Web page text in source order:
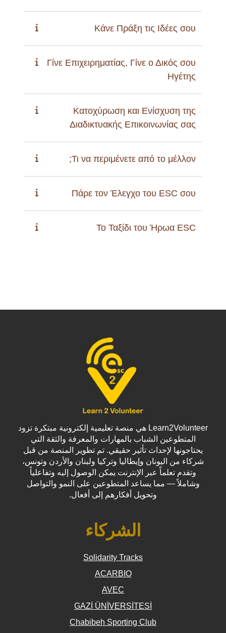
Κάνε Πράξη τις Ιδέες σου
Γίνε Επιχειρηματίας, Γίνε ο Δικός σου
Ηγέτης
Κατοχύρωση και Ενίσχυση της
Διαδικτυακής Επικοινωνίας σας
Τι να περιμένετε από το μέλλον;
Πάρε τον Έλεγχο του ESC σου
Το Ταξίδι του Ήρωα ESC
Learn2Volunteer هي منصة تعليمية إلكترونية مبتكرة تزود
المتطوعين الشباب بالمهارات والمعرفة والثقة التي
يحتاجونها لإحداث تأثير حقيقي. تم تطوير المنصة من قبل
شركاء من اليونان وإيطاليا وتركيا ولبنان والأردن وتونس،
وتقدم تعلماً عبر الإنترنت يمكن الوصول إليه وتفاعلياً
وشاملاً — مما يساعد المتطوعين على النمو والتواصل
وتحويل أفكارهم إلى أفعال.
الشركاء
Solidarity Tracks
ACARBIO
AVEC
GAZİ ÜNİVERSİTESİ
Chabibeh Sporting Club